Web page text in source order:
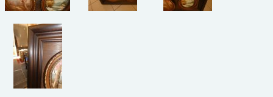
glaswerk
lamp/luchter
speelgoed
zilverwerk